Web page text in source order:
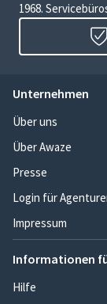
1968.
Unternehmen
Über uns
Über Awaze
Presse
Login für
Impressum
Informationen
Hilfe